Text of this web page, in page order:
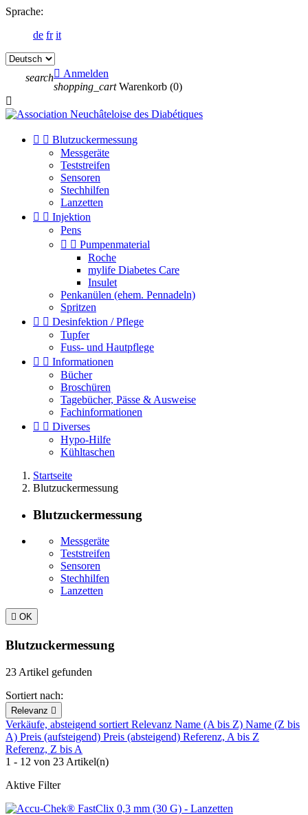
Sprache:
de fr it
search Anmelden
shopping_cart Warenkorb (0)

  Blutzuckermessung
Messgeräte
Teststreifen
Sensoren
Stechhilfen
Lanzetten
  Injektion
Pens
  Pumpenmaterial
Roche
mylife Diabetes Care
Insulet
Penkanülen (ehem. Pennadeln)
Spritzen
  Desinfektion / Pflege
Tupfer
Fuss- und Hautpflege
  Informationen
Bücher
Broschüren
Tagebücher, Pässe & Ausweise
Fachinformationen
  Diverses
Hypo-Hilfe
Kühltaschen
Startseite
Blutzuckermessung
Blutzuckermessung
Messgeräte
Teststreifen
Sensoren
Stechhilfen
Lanzetten
 OK
Blutzuckermessung
23 Artikel gefunden
Sortiert nach:
Relevanz 
Verkäufe, absteigend sortiert Relevanz Name (A bis Z) Name (Z bis
A) Preis (aufsteigend) Preis (absteigend) Referenz, A bis Z
Referenz, Z bis A
1 - 12 von 23 Artikel(n)
Aktive Filter